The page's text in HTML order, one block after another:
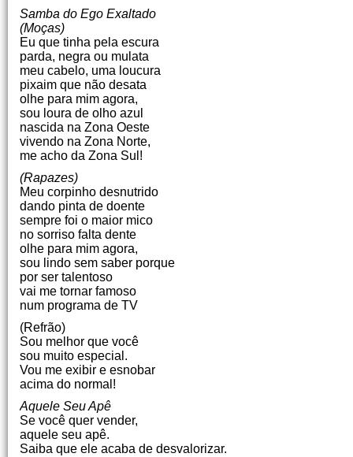
Samba do Ego Exaltado
(Moças)
Eu que tinha pela escura
parda, negra ou mulata
meu cabelo, uma loucura
pixaim que não desata
olhe para mim agora,
sou loura de olho azul
nascida na Zona Oeste
vivendo na Zona Norte,
me acho da Zona Sul!
(Rapazes)
Meu corpinho desnutrido
dando pinta de doente
sempre foi o maior mico
no sorriso falta dente
olhe para mim agora,
sou lindo sem saber porque
por ser talentoso
vai me tornar famoso
num programa de TV
(Refrão)
Sou melhor que você
sou muito especial.
Vou me exibir e esnobar
acima do normal!
Aquele Seu Apê
Se você quer vender,
aquele seu apê.
Saiba que ele acaba de desvalorizar.